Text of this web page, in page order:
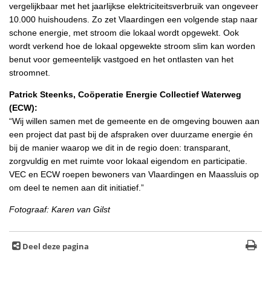
vergelijkbaar met het jaarlijkse elektriciteitsverbruik van ongeveer
10.000 huishoudens. Zo zet Vlaardingen een volgende stap naar
schone energie, met stroom die lokaal wordt opgewekt. Ook
wordt verkend hoe de lokaal opgewekte stroom slim kan worden
benut voor gemeentelijk vastgoed en het ontlasten van het
stroomnet.
Patrick Steenks, Coöperatie Energie Collectief Waterweg
(ECW):
“Wij willen samen met de gemeente en de omgeving bouwen aan
een project dat past bij de afspraken over duurzame energie én
bij de manier waarop we dit in de regio doen: transparant,
zorgvuldig en met ruimte voor lokaal eigendom en participatie.
VEC en ECW roepen bewoners van Vlaardingen en Maassluis op
om deel te nemen aan dit initiatief.”
Fotograaf: Karen van Gilst
Deel deze pagina